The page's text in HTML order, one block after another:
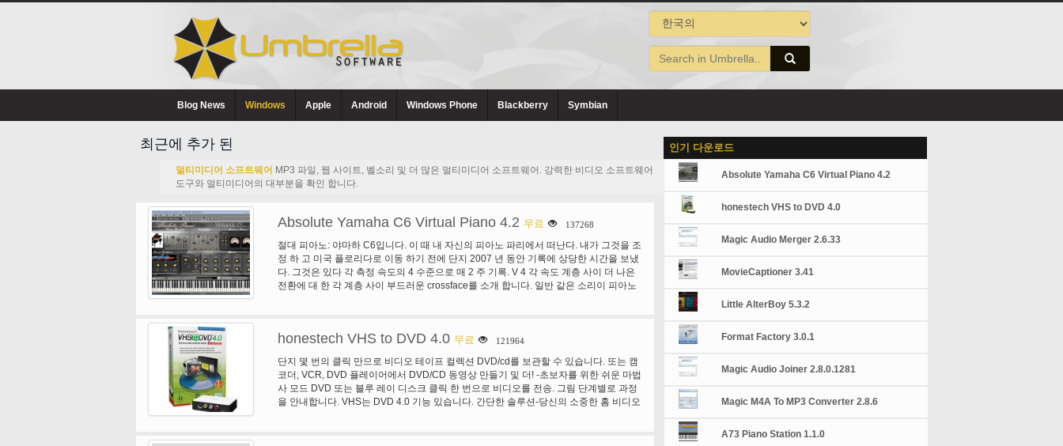
Blog News Windows Apple Android Windows Phone Blackberry Symbian
최근에 추가 된
멀티미디어 소프트웨어 MP3 파일, 웹 사이트, 벨소리 및 더 많은 멀티미디어 소프트웨어. 강력한 비디오 소프트웨어
도구와 멀티미디어의 대부분을 확인 합니다.
Absolute Yamaha C6 Virtual Piano 4.2 무료 137268
절대 피아노: 야마하 C6입니다. 이 때 내 자신의 피아노 파리에서 떠난다. 내가 그것을 조
정 하 고 미국 플로리다로 이동 하기 전에 단지 2007 년 동안 기록에 상당한 시간을 보냈
다. 그것은 있다 각 측정 속도의 4 수준으로 매 2 주 기록. V 4 각 속도 계층 사이 더 나은
전환에 대 한 각 계층 사이 부드러운 crossface를 소개 합니다. 일반 같은 소리이 피아노
창성: 절대 피아노 기능 소리 조각 필터 3 밴드 강력한 사실입니다 그것을 위해 설계 된
고아 한 소리를 쉽게 만들 수 있습니다. 효과:에서 모든 플러그인 효과, 세트 하지만, 절대
적인 피아노는 구체적인 것 들만을 위한 것이 피아노. reverberator 온난 하 고, 매우 강력
하 고 울리는 공명 어떤을 추가 하지 않습니다. 코러스 피아노 바 스타일 에뮬레이트하는
크게 것입니다 그리고 피크 부스트 압축 하 고 동시에 제한 하는 동안 피아노 공격에 있
honestech VHS to DVD 4.0 무료 121964
단지 몇 번의 클릭 만으로 비디오 테이프 컬렉션 DVD/cd를 보관할 수 있습니다. 또는 캠
코더, VCR, DVD 플레이어에서 DVD/CD 동영상 만들기 및 더! -초보자를 위한 쉬운 마법
사 모드 DVD 또는 블루 레이 디스크 클릭 한 번으로 비디오를 전송. 그림 단계별로 과정
을 안내합니다. VHS는 DVD 4.0 기능 있습니다. 간단한 솔루션-당신의 소중한 홈 비디오
인기 다운로드
Absolute Yamaha C6 Virtual Piano 4.2
honestech VHS to DVD 4.0
Magic Audio Merger 2.6.33
MovieCaptioner 3.41
Little AlterBoy 5.3.2
Format Factory 3.0.1
Magic Audio Joiner 2.8.0.1281
Magic M4A To MP3 Converter 2.8.6
A73 Piano Station 1.1.0